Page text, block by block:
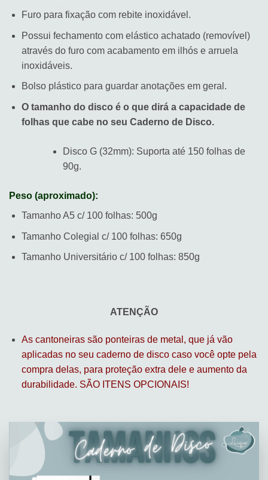
Furo para fixação com rebite inoxidável.
Possui fechamento com elástico achatado (removível)
através do furo com acabamento em ilhós e arruela
inoxidáveis.
Bolso plástico para guardar anotações em geral.
O tamanho do disco é o que dirá a capacidade de
folhas que cabe no seu Caderno de Disco.
Disco G (32mm): Suporta até 150 folhas de
90g.
Peso (aproximado):
Tamanho A5 c/ 100 folhas: 500g
Tamanho Colegial c/ 100 folhas: 650g
Tamanho Universitário c/ 100 folhas: 850g
ATENÇÃO
As cantoneiras são ponteiras de metal, que já vão
aplicadas no seu caderno de disco caso você opte pela
compra delas, para proteção extra dele e aumento da
durabilidade. SÃO ITENS OPCIONAIS!